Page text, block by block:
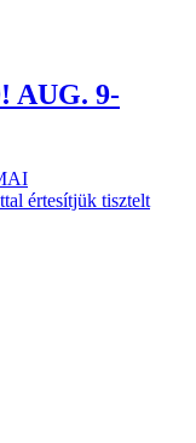
AUG. 9-
értesítjük tisztelt